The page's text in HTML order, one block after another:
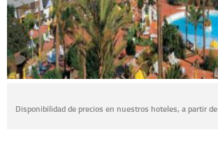
Disponibilidad de precios en nuestros hoteles, a partir de